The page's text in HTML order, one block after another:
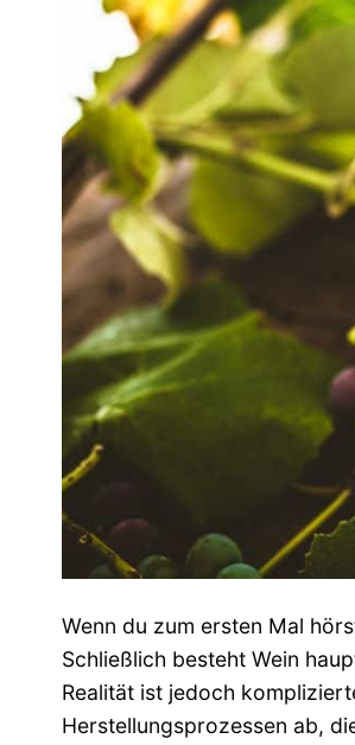
Wenn du zum ersten Mal
Schließlich besteht Wein
Realität ist jedoch
Herstellungsprozessen ab,